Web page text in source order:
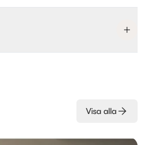
Visa alla